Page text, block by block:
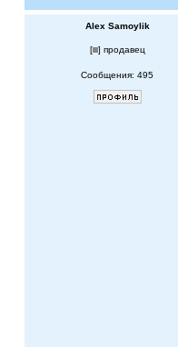
Alex Samoylik
[ ] продавец
Сообщения: 495